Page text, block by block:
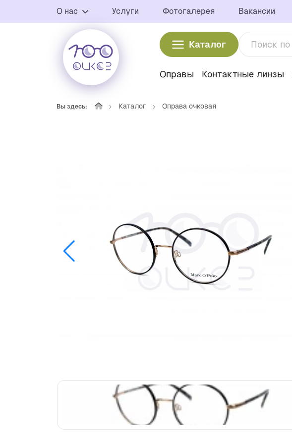
О нас Услуги Фотогалерея Вакансии
Каталог
Оправы Контактные линзы
Вы здесь: Каталог Оправа очковая